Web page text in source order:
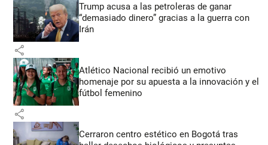
Trump acusa a las petroleras de ganar
“demasiado dinero” gracias a la guerra con
Irán
share
Atlético Nacional recibió un emotivo
homenaje por su apuesta a la innovación y el
fútbol femenino
share
Cerraron centro estético en Bogotá tras